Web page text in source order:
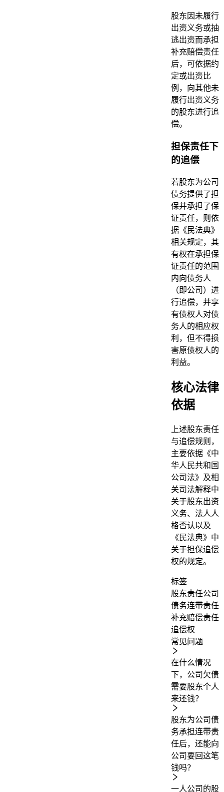
股东因未履行
出资义务或抽
逃出资而承担
补充赔偿责任
后，可依据约
定或出资比
例，向其他未
履行出资义务
的股东进行追
偿。
担保责任下
的追偿
若股东为公司
债务提供了担
保并承担了保
证责任，则依
据《民法典》
相关规定，其
有权在承担保
证责任的范围
内向债务人
（即公司）进
行追偿，并享
有债权人对债
务人的相应权
利，但不得损
害原债权人的
利益。
核心法律
依据
上述股东责任
与追偿规则，
主要依据《中
华人民共和国
公司法》及相
关司法解释中
关于股东出资
义务、法人人
格否认以及
《民法典》中
关于担保追偿
权的规定。
标签
股东责任公司
债务连带责任
补充赔偿责任
追偿权
常见问题
在什么情况
下，公司欠债
需要股东个人
来还钱？
股东为公司债
务承担连带责
任后，还能向
公司要回这笔
钱吗？
一人公司的股